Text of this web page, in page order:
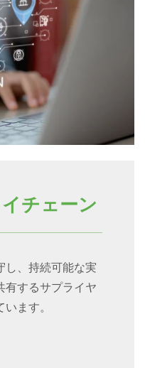
チェーン
し、持続可能な実
有するサプライヤ
ます。